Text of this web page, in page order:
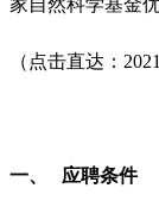
家自然科学基金
（点击直达：
一、 应聘条件